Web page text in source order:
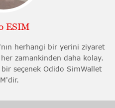
ESIM
herhangi bir yerini ziyaret
zamankinden daha kolay.
seçenek Odido SimWallet